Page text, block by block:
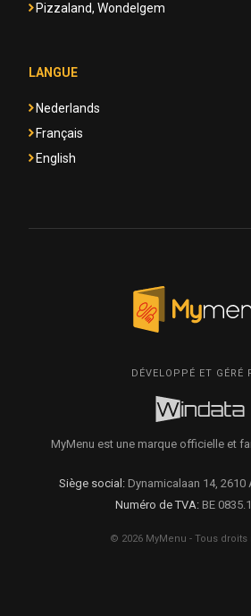
Pizzaland, Wondelgem
LANGUE
Nederlands
Français
English
DÉVELOPPÉ ET GÉRÉ
MyMenu est une marque officielle et
Siège social:Dynamicalaan 14, 2610
Numéro de TVA:BE
© 2026 MyMenu - Tous droits